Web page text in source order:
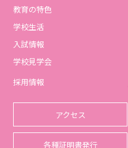
教育の特色
学校生活
入試情報
学校見学会
採用情報
アクセス
各種証明書発行